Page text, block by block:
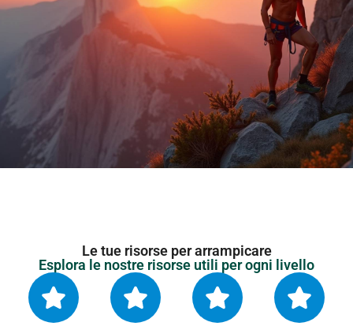
Le tue risorse per arrampicare
Esplora le nostre risorse utili per ogni livello